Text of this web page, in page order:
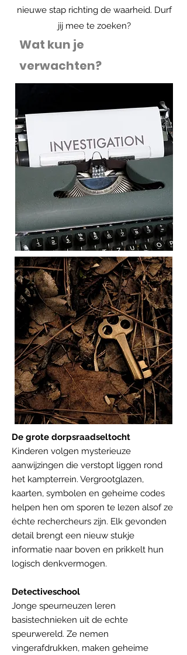
nieuwe stap richting de waarheid. Durf
jij mee te zoeken?
Wat kun je
verwachten?
De grote dorpsraadseltocht
Kinderen volgen mysterieuze
aanwijzingen die verstopt liggen rond
het kampterrein. Vergrootglazen,
kaarten, symbolen en geheime codes
helpen hen om sporen te lezen alsof ze
échte rechercheurs zijn. Elk gevonden
detail brengt een nieuw stukje
informatie naar boven en prikkelt hun
logisch denkvermogen.
Detectiveschool
Jonge speurneuzen leren
basistechnieken uit de echte
speurwereld. Ze nemen
vingerafdrukken, maken geheime